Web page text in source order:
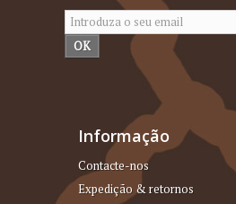
OK
Informação
Contacte-nos
Expedição & retornos